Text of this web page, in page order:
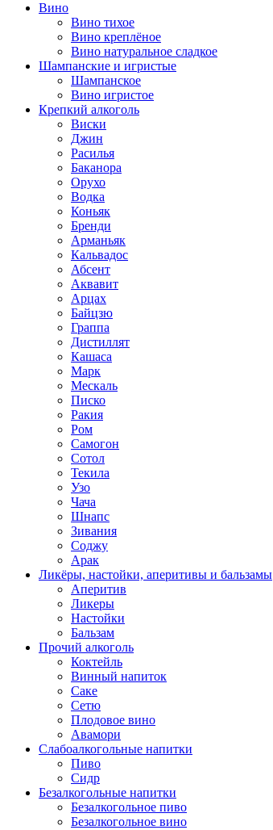
Вино
Вино тихое
Вино креплёное
Вино натуральное сладкое
Шампанские и игристые
Шампанское
Вино игристое
Крепкий алкоголь
Виски
Джин
Расилья
Баканора
Орухо
Водка
Коньяк
Бренди
Арманьяк
Кальвадос
Абсент
Аквавит
Арцах
Байцзю
Граппа
Дистиллят
Кашаса
Марк
Мескаль
Писко
Ракия
Ром
Самогон
Сотол
Текила
Узо
Чача
Шнапс
Зивания
Соджу
Арак
Ликёры, настойки, аперитивы и бальзамы
Аперитив
Ликеры
Настойки
Бальзам
Прочий алкоголь
Коктейль
Винный напиток
Саке
Сетю
Плодовое вино
Авамори
Слабоалкогольные напитки
Пиво
Сидр
Безалкогольные напитки
Безалкогольное пиво
Безалкогольное вино